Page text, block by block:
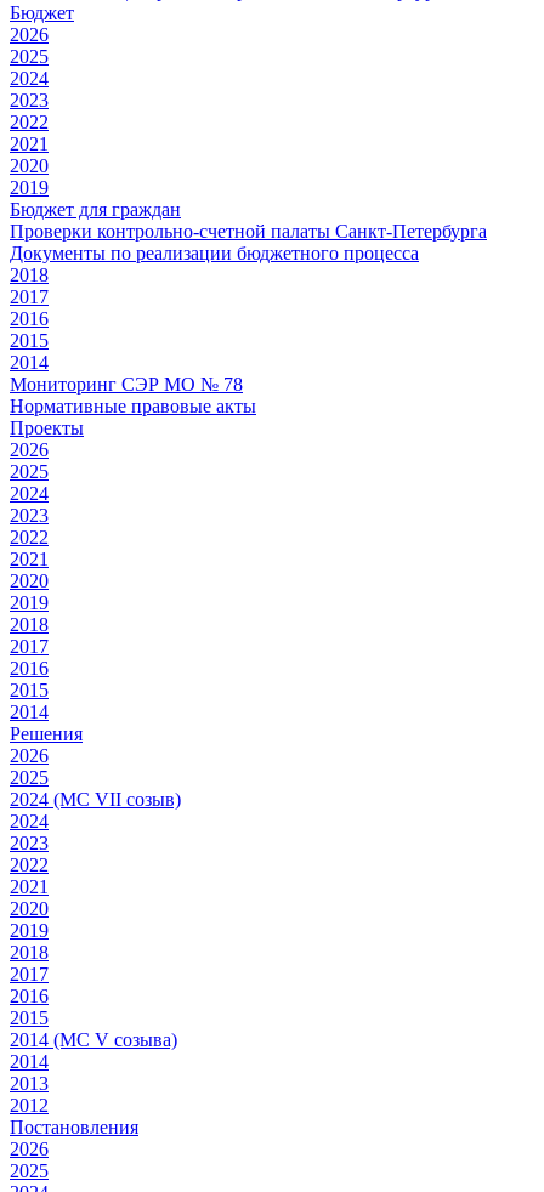
Бюджет
2026
2025
2024
2023
2022
2021
2020
2019
Бюджет для граждан
Проверки контрольно-счетной палаты Санкт-Петербурга
Документы по реализации бюджетного процесса
2018
2017
2016
2015
2014
Мониторинг СЭР МО № 78
Нормативные правовые акты
Проекты
2026
2025
2024
2023
2022
2021
2020
2019
2018
2017
2016
2015
2014
Решения
2026
2025
2024 (МС VII созыв)
2024
2023
2022
2021
2020
2019
2018
2017
2016
2015
2014 (МС V созыва)
2014
2013
2012
Постановления
2026
2025